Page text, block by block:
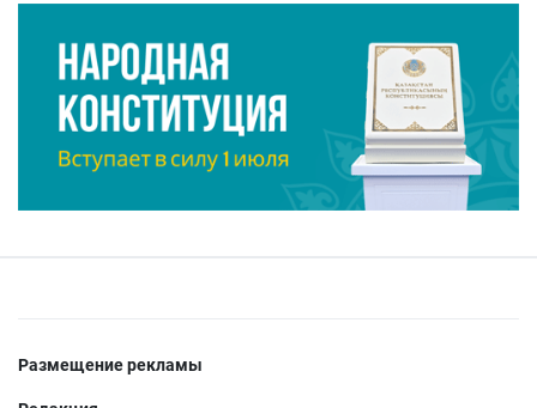
Размещение рекламы